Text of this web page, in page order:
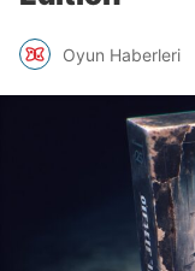
Oyun Haberleri